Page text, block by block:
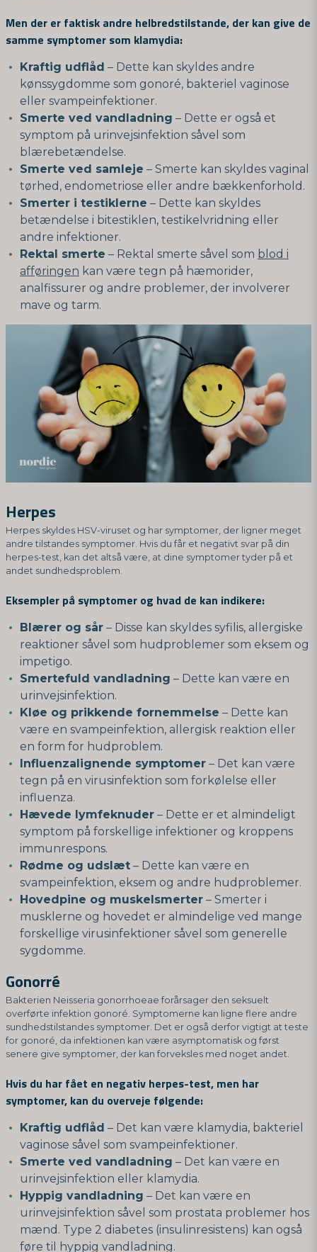
Men der er faktisk andre helbredstilstande, der kan give de
samme symptomer som klamydia:
Kraftig udflåd – Dette kan skyldes andre
kønssygdomme som gonoré, bakteriel vaginose
eller svampeinfektioner.
Smerte ved vandladning – Dette er også et
symptom på urinvejsinfektion såvel som
blærebetændelse.
Smerte ved samleje – Smerte kan skyldes vaginal
tørhed, endometriose eller andre bækkenforhold.
Smerter i testiklerne – Dette kan skyldes
betændelse i bitestiklen, testikelvridning eller
andre infektioner.
Rektal smerte – Rektal smerte såvel som blod i
afføringen kan være tegn på hæmorider,
analfissurer og andre problemer, der involverer
mave og tarm.
Herpes
Herpes skyldes HSV-viruset og har symptomer, der ligner meget
andre tilstandes symptomer. Hvis du får et negativt svar på din
herpes-test, kan det altså være, at dine symptomer tyder på et
andet sundhedsproblem.
Eksempler på symptomer og hvad de kan indikere:
Blærer og sår – Disse kan skyldes syfilis, allergiske
reaktioner såvel som hudproblemer som eksem og
impetigo.
Smertefuld vandladning – Dette kan være en
urinvejsinfektion.
Kløe og prikkende fornemmelse – Dette kan
være en svampeinfektion, allergisk reaktion eller
en form for hudproblem.
Influenzalignende symptomer – Det kan være
tegn på en virusinfektion som forkølelse eller
influenza.
Hævede lymfeknuder – Dette er et almindeligt
symptom på forskellige infektioner og kroppens
immunrespons.
Rødme og udslæt – Dette kan være en
svampeinfektion, eksem og andre hudproblemer.
Hovedpine og muskelsmerter – Smerter i
musklerne og hovedet er almindelige ved mange
forskellige virusinfektioner såvel som generelle
sygdomme.
Gonorré
Bakterien Neisseria gonorrhoeae forårsager den seksuelt
overførte infektion gonoré. Symptomerne kan ligne flere andre
sundhedstilstandes symptomer. Det er også derfor vigtigt at teste
for gonoré, da infektionen kan være asymptomatisk og først
senere give symptomer, der kan forveksles med noget andet.
Hvis du har fået en negativ herpes-test, men har
symptomer, kan du overveje følgende:
Kraftig udflåd – Det kan være klamydia, bakteriel
vaginose såvel som svampeinfektioner.
Smerte ved vandladning – Det kan være en
urinvejsinfektion eller klamydia.
Hyppig vandladning – Det kan være en
urinvejsinfektion såvel som prostata problemer hos
mænd. Type 2 diabetes (insulinresistens) kan også
føre til hyppig vandladning.